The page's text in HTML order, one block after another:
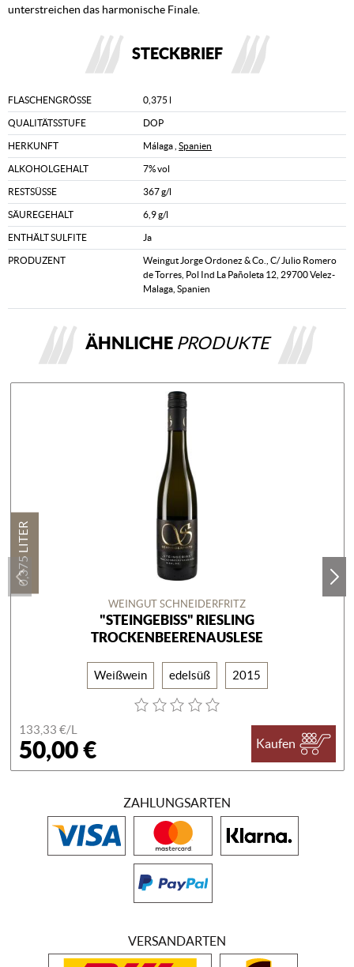
unterstreichen das harmonische Finale.
STECKBRIEF
FLASCHENGRÖSSE 0,375 l
QUALITÄTSSTUFE DOP
HERKUNFT Málaga ,Spanien
ALKOHOLGEHALT 7% vol
RESTSÜSSE 367 g/l
SÄUREGEHALT 6,9 g/l
ENTHÄLT SULFITE Ja
PRODUZENT
Weingut Jorge Ordonez & Co., C/ Julio Romero
de Torres, Pol Ind La Pañoleta 12, 29700 Velez-
Malaga, Spanien
ÄHNLICHE PRODUKTE
0,375 LITER
WEINGUT SCHNEIDERFRITZ
"STEINGEBISS" RIESLING
TROCKENBEERENAUSLESE
Weißwein edelsüß 2015
133,33 €/L
50,00 € Kaufen
ZAHLUNGSARTEN
VERSANDARTEN